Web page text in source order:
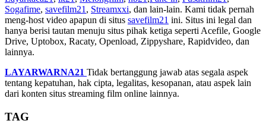
Sogafime, savefilm21 , Streamxxi, dan lain-lain. Kami tidak pernah
meng-host video apapun di situs savefilm21 ini. Situs ini legal dan
hanya berisi tautan menuju situs pihak ketiga seperti Acefile, Google
Drive, Uptobox, Racaty, Openload, Zippyshare, Rapidvideo, dan
lainnya.
LAYARWARNA21 Tidak bertanggung jawab atas segala aspek
tentang kepatuhan, hak cipta, legalitas, kesopanan, atau aspek lain
dari konten situs streaming film online lainnya.
TAG